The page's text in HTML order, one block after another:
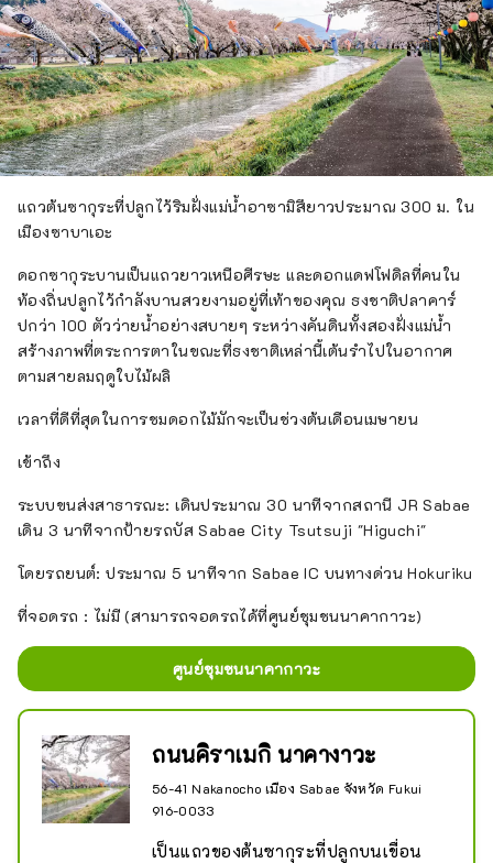
แถวต้นซากุระที่ปลูกไว้ริมฝั่งแม่น้ำอาซามิสึยาวประมาณ 300 ม. ใน
เมืองซาบาเอะ
ดอกซากุระบานเป็นแถวยาวเหนือศีรษะ และดอกแดฟโฟดิลที่คนใน
ท้องถิ่นปลูกไว้กำลังบานสวยงามอยู่ที่เท้าของคุณ ธงชาติปลาคาร์
ปกว่า 100 ตัวว่ายน้ำอย่างสบายๆ ระหว่างคันดินทั้งสองฝั่งแม่น้ำ
สร้างภาพที่ตระการตาในขณะที่ธงชาติเหล่านี้เต้นรำไปในอากาศ
ตามสายลมฤดูใบไม้ผลิ
เวลาที่ดีที่สุดในการชมดอกไม้มักจะเป็นช่วงต้นเดือนเมษายน
เข้าถึง
ระบบขนส่งสาธารณะ: เดินประมาณ 30 นาทีจากสถานี JR Sabae
เดิน 3 นาทีจากป้ายรถบัส Sabae City Tsutsuji "Higuchi"
โดยรถยนต์: ประมาณ 5 นาทีจาก Sabae IC บนทางด่วน Hokuriku
ที่จอดรถ : ไม่มี (สามารถจอดรถได้ที่ศูนย์ชุมชนนาคากาวะ)
ศูนย์ชุมชนนาคากาวะ
ถนนคิราเมกิ นาคางาวะ
56-41 Nakanocho เมือง Sabae จังหวัด Fukui
916-0033
เป็นแถวของต้นซากุระที่ปลูกบนเขื่อน